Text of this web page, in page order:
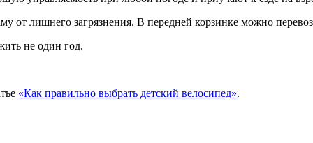
от лишнего загрязнения. В передней корзинке можно
не один год.
«Как правильно выбрать детский велосипед».